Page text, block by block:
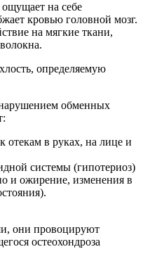
на себе
кровью головной мозг.
на мягкие ткани,
определяемую
обменных
отекам в руках, на лице и
системы (гипотериоз)
и ожирение, изменения в
они провоцируют
остеохондроза